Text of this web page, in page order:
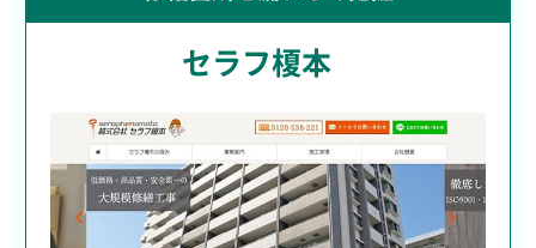
セラフ榎本